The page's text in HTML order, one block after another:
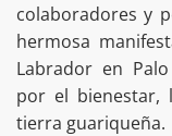
colaboradores y
hermosa
Labrador en
por el bienestar,
tierra guariqueña.